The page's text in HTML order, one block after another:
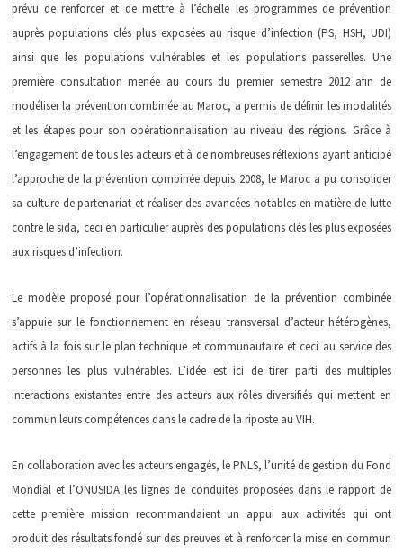
prévu de renforcer et de mettre à l’échelle les programmes de prévention
auprès populations clés plus exposées au risque d’infection (PS, HSH, UDI)
ainsi que les populations vulnérables et les populations passerelles. Une
première consultation menée au cours du premier semestre 2012 afin de
modéliser la prévention combinée au Maroc, a permis de définir les modalités
et les étapes pour son opérationnalisation au niveau des régions. Grâce à
l’engagement de tous les acteurs et à de nombreuses réflexions ayant anticipé
l’approche de la prévention combinée depuis 2008, le Maroc a pu consolider
sa culture de partenariat et réaliser des avancées notables en matière de lutte
contre le sida, ceci en particulier auprès des populations clés les plus exposées
aux risques d’infection.
Le modèle proposé pour l’opérationnalisation de la prévention combinée
s’appuie sur le fonctionnement en réseau transversal d’acteur hétérogènes,
actifs à la fois sur le plan technique et communautaire et ceci au service des
personnes les plus vulnérables. L’idée est ici de tirer parti des multiples
interactions existantes entre des acteurs aux rôles diversifiés qui mettent en
commun leurs compétences dans le cadre de la riposte au VIH.
En collaboration avec les acteurs engagés, le PNLS, l’unité de gestion du Fond
Mondial et l’ONUSIDA les lignes de conduites proposées dans le rapport de
cette première mission recommandaient un appui aux activités qui ont
produit des résultats fondé sur des preuves et à renforcer la mise en commun